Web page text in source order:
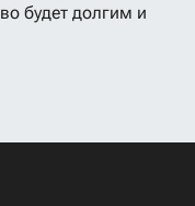
будет долгим и